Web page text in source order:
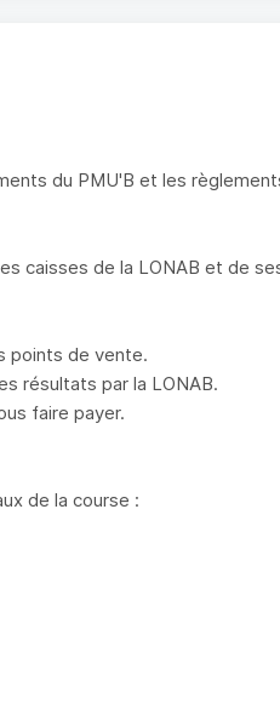
du PMU'B et les
caisses de la LONAB et de
points de vente.
résultats par la LONAB.
faire payer.
de la course :